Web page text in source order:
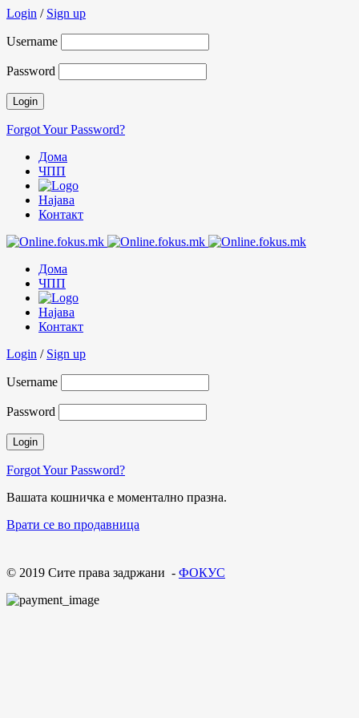
Login / Sign up
Username
Password
Forgot Your Password?
Дома
ЧПП
Најава
Контакт
Дома
ЧПП
Најава
Контакт
Login / Sign up
Username
Password
Forgot Your Password?
Вашата кошничка е моментално празна.
Врати се во продавница
© 2019 Сите права задржани - ФОКУС